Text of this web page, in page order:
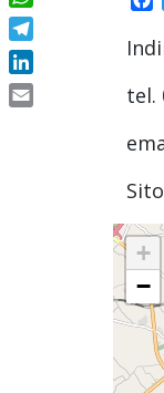
tel.
+
−
WhatsApp
Telegram
LinkedIn